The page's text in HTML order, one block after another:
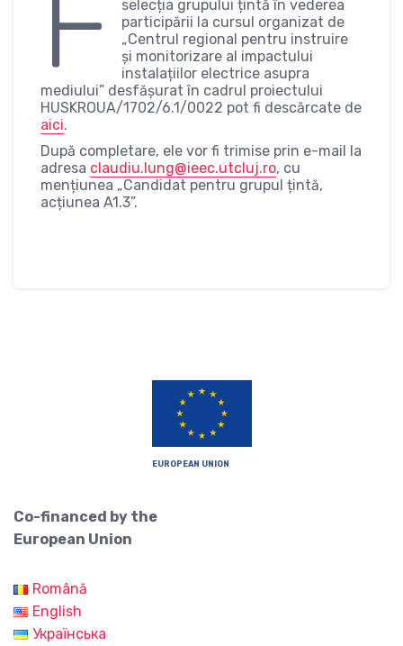
selecția grupului țintă în vederea
participării la cursul organizat de
„Centrul regional pentru instruire
și monitorizare al impactului
instalațiilor electrice asupra
mediului” desfășurat în cadrul proiectului
HUSKROUA/1702/6.1/0022 pot fi descărcate de
aici.
După completare, ele vor fi trimise prin e-mail la
adresa claudiu.lung@ieec.utcluj.ro, cu
mențiunea „Candidat pentru grupul țintă,
acțiunea A1.3”.
EUROPEAN UNION
Co-financed by the
European Union
Română
English
Українська